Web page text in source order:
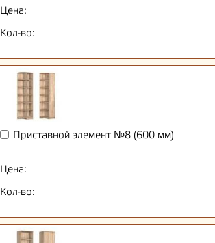
Цена:
Кол-во:
Приставной элемент №8 (600 мм)
Цена:
Кол-во: